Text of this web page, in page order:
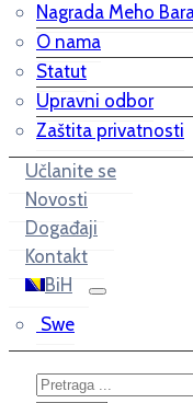
Nagrada Meho
O nama
Statut
Upravni odbor
Zaštita privatnosti
Učlanite se
Novosti
Događaji
Kontakt
BiH
Swe